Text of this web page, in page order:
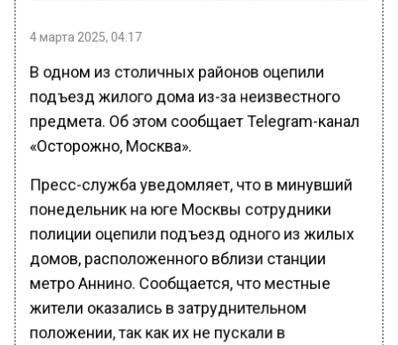
4 марта 2025, 04:17
В одном из столичных районов оцепили
подъезд жилого дома из-за неизвестного
предмета. Об этом сообщает Telegram-канал
«Осторожно, Москва».
Пресс-служба уведомляет, что в минувший
понедельник на юге Москвы сотрудники
полиции оцепили подъезд одного из жилых
домов, расположенного вблизи станции
метро Аннино. Сообщается, что местные
жители оказались в затруднительном
положении, так как их не пускали в